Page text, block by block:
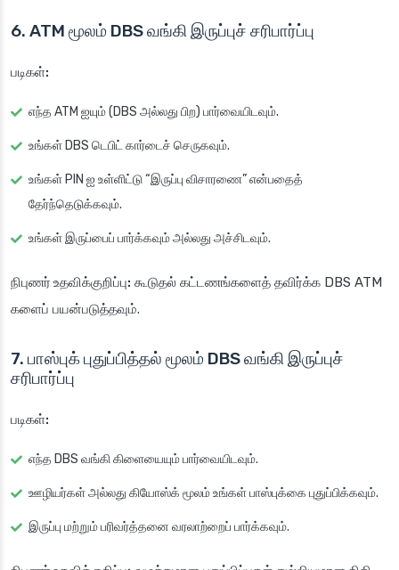
6. ATM மூலம் DBS வங்கி இருப்புச் சரிபார்ப்பு
படிகள்:
எந்த ATM ஐயும் (DBS அல்லது பிற) பார்வையிடவும்.
உங்கள் DBS டெபிட் கார்டைச் செருகவும்.
உங்கள் PIN ஐ உள்ளிட்டு “இருப்பு விசாரணை” என்பதைத்
தேர்ந்தெடுக்கவும்.
உங்கள் இருப்பைப் பார்க்கவும் அல்லது அச்சிடவும்.
நிபுணர் உதவிக்குறிப்பு: கூடுதல் கட்டணங்களைத் தவிர்க்க DBS ATM
களைப் பயன்படுத்தவும்.
7. பாஸ்புக் புதுப்பித்தல் மூலம் DBS வங்கி இருப்புச்
சரிபார்ப்பு
படிகள்:
எந்த DBS வங்கி கிளையையும் பார்வையிடவும்.
ஊழியர்கள் அல்லது கியோஸ்க் மூலம் உங்கள் பாஸ்புக்கை புதுப்பிக்கவும்.
இருப்பு மற்றும் பரிவர்த்தனை வரலாற்றைப் பார்க்கவும்.